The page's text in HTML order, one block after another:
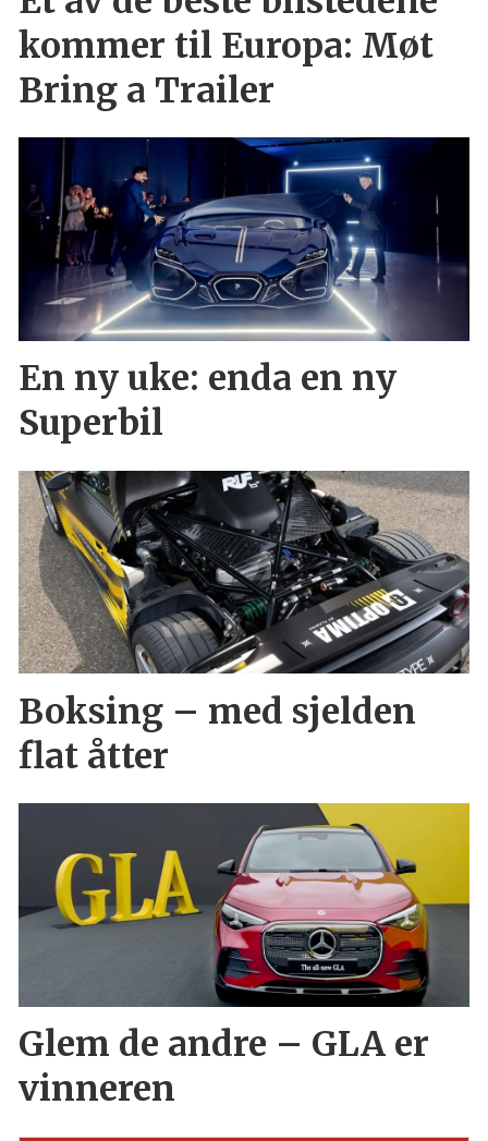
kommer til Europa: Møt
Bring a Trailer
En ny uke: enda en ny
Superbil
Boksing – med sjelden
flat åtter
Glem de andre – GLA er
vinneren